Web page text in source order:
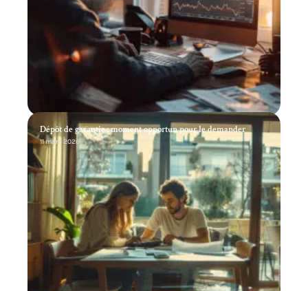
Dépôt de garantie : moment opportun pour le demander
11 mars 2026